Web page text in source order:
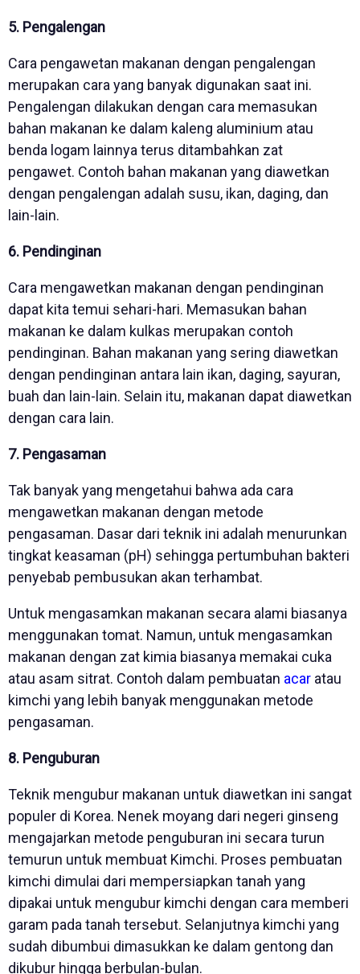
5. Pengalengan
Cara pengawetan makanan dengan pengalengan
merupakan cara yang banyak digunakan saat ini.
Pengalengan dilakukan dengan cara memasukan
bahan makanan ke dalam kaleng aluminium atau
benda logam lainnya terus ditambahkan zat
pengawet. Contoh bahan makanan yang diawetkan
dengan pengalengan adalah susu, ikan, daging, dan
lain-lain.
6. Pendinginan
Cara mengawetkan makanan dengan pendinginan
dapat kita temui sehari-hari. Memasukan bahan
makanan ke dalam kulkas merupakan contoh
pendinginan. Bahan makanan yang sering diawetkan
dengan pendinginan antara lain ikan, daging, sayuran,
buah dan lain-lain. Selain itu, makanan dapat diawetkan
dengan cara lain.
7. Pengasaman
Tak banyak yang mengetahui bahwa ada cara
mengawetkan makanan dengan metode
pengasaman. Dasar dari teknik ini adalah menurunkan
tingkat keasaman (pH) sehingga pertumbuhan bakteri
penyebab pembusukan akan terhambat.
Untuk mengasamkan makanan secara alami biasanya
menggunakan tomat. Namun, untuk mengasamkan
makanan dengan zat kimia biasanya memakai cuka
atau asam sitrat. Contoh dalam pembuatan acar atau
kimchi yang lebih banyak menggunakan metode
pengasaman.
8. Penguburan
Teknik mengubur makanan untuk diawetkan ini sangat
populer di Korea. Nenek moyang dari negeri ginseng
mengajarkan metode penguburan ini secara turun
temurun untuk membuat Kimchi. Proses pembuatan
kimchi dimulai dari mempersiapkan tanah yang
dipakai untuk mengubur kimchi dengan cara memberi
garam pada tanah tersebut. Selanjutnya kimchi yang
sudah dibumbui dimasukkan ke dalam gentong dan
dikubur hingga berbulan-bulan.